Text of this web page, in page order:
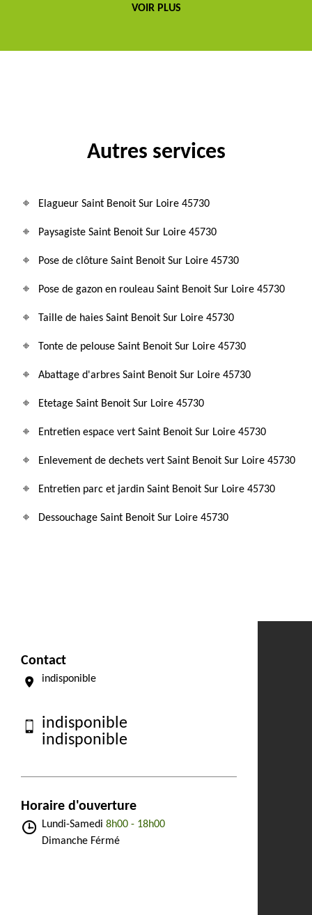
VOIR PLUS
Autres services
Elagueur Saint Benoit Sur Loire 45730
Paysagiste Saint Benoit Sur Loire 45730
Pose de clôture Saint Benoit Sur Loire 45730
Pose de gazon en rouleau Saint Benoit Sur Loire 45730
Taille de haies Saint Benoit Sur Loire 45730
Tonte de pelouse Saint Benoit Sur Loire 45730
Abattage d'arbres Saint Benoit Sur Loire 45730
Etetage Saint Benoit Sur Loire 45730
Entretien espace vert Saint Benoit Sur Loire 45730
Enlevement de dechets vert Saint Benoit Sur Loire 45730
Entretien parc et jardin Saint Benoit Sur Loire 45730
Dessouchage Saint Benoit Sur Loire 45730
Contact
indisponible
indisponible
indisponible
Horaire d'ouverture
Lundi-Samedi 8h00 - 18h00
Dimanche Férmé